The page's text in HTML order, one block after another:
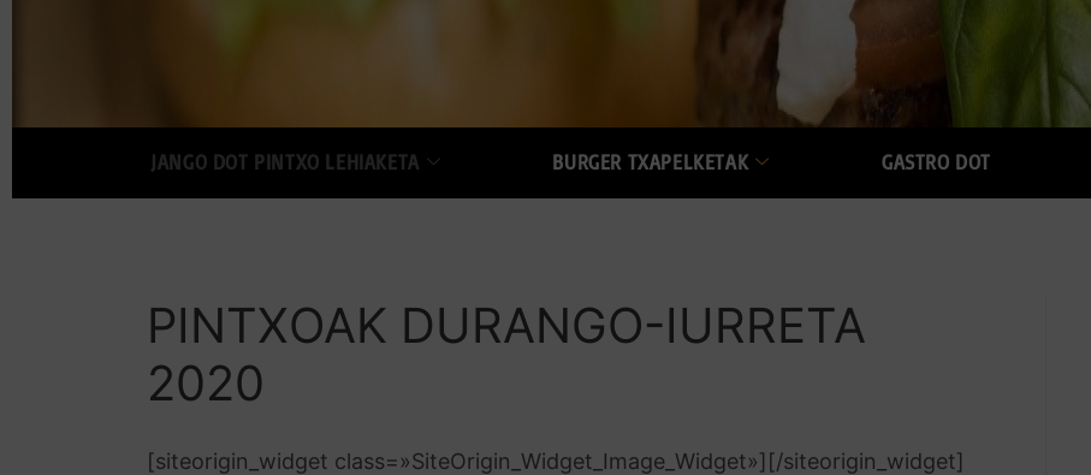
JANGO DOT PINTXO LEHIAKETA BURGER TXAPELKETAK GASTRO DOT
PINTXOAK DURANGO-IURRETA
2020
[siteorigin_widget class=»SiteOrigin_Widget_Image_Widget»] [/siteorigin_widget]